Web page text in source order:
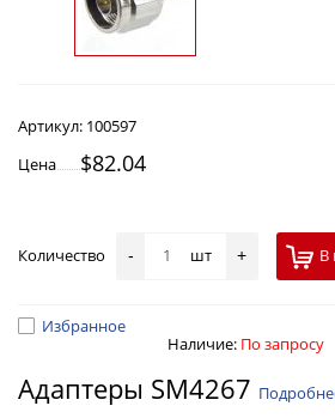
Артикул: 100597
Цена
$82.04
Количество - шт + В
Избранное
Наличие: По запросу
Адаптеры SM4267